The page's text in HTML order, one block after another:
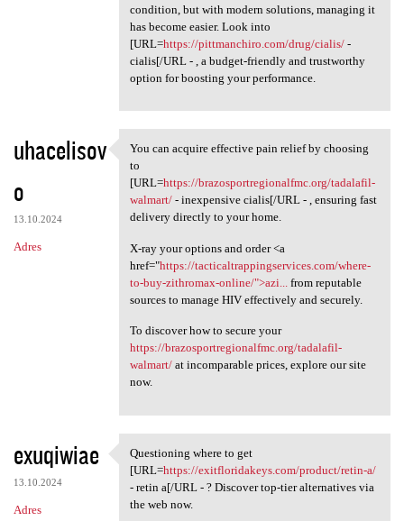
condition, but with modern solutions, managing it
has become easier. Look into
[URL=https://pittmanchiro.com/drug/cialis/-
cialis[/URL - , a budget-friendly and trustworthy
option for boosting your performance.
uhacelisov
o
13.10.2024
Adres
You can acquire effective
You can acquire effective pain relief by choosing
to
[URL=https://brazosportregionalfmc.org/tadalafil-
walmart/- inexpensive cialis[/URL - , ensuring fast
delivery directly to your home.
X-ray your options and order <a
href="https://tacticaltrappingservices.com/where-
to-buy-zithromax-online/">azi...
from reputable
sources to manage HIV effectively and securely.
To discover how to secure your
https://brazosportregionalfmc.org/tadalafil-
walmart/at incomparable prices, explore our site
now.
exuqiwiae
13.10.2024
Adres
Questioning where to get [URL
Questioning where to get
[URL=https://exitfloridakeys.com/product/retin-a/
- retin a[/URL - ? Discover top-tier alternatives via
the web now.